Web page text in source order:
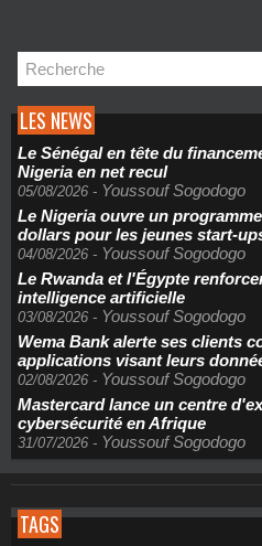
LES NEWS
Le Sénégal en tête du
Nigeria en net recul
05/08/2026 - Youssouf Sogodogo
Le Nigeria ouvre un
dollars pour les jeunes start-
04/08/2026 - Youssouf Sogodogo
Le Rwanda et l'Égypte
intelligence artificielle
03/08/2026 - Youssouf Sogodogo
Wema Bank alerte ses clients
applications visant leurs
02/08/2026 - Youssouf Sogodogo
Mastercard lance un centre
cybersécurité en Afrique
31/07/2026 - Youssouf Sogodogo
TAGS